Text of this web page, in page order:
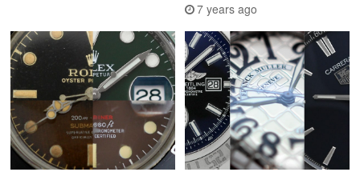
7 years ago